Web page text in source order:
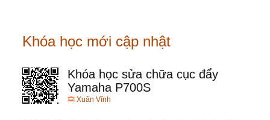
Khóa học mới cập nhật
Khóa học sửa chữa cục đẩy
Yamaha P700S
Xuân Vĩnh